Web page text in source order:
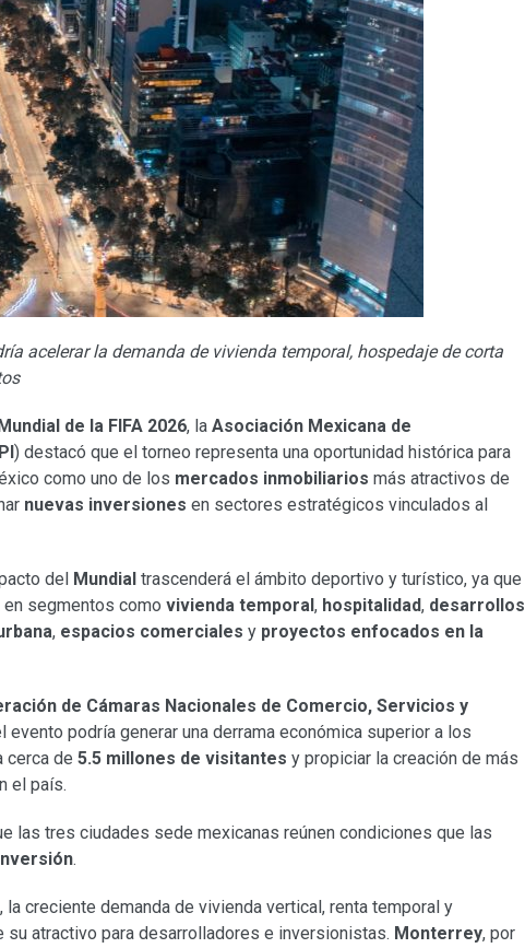
acelerar la demanda de vivienda temporal, hospedaje de corta
de la FIFA 2026, la Asociación Mexicana de
) destacó que el torneo representa una oportunidad histórica para
como uno de los mercados inmobiliarios más atractivos de
nuevas inversiones en sectores estratégicos vinculados al
del Mundial trascenderá el ámbito deportivo y turístico, ya que
en segmentos como vivienda temporal , hospitalidad, desarrollos
, espacios comerciales y proyectos enfocados en la
de Cámaras Nacionales de Comercio, Servicios y
evento podría generar una derrama económica superior a los
cerca de 5.5 millones de visitantes y propiciar la creación de más
el país.
las tres ciudades sede mexicanas reúnen condiciones que las
.
, la creciente demanda de vivienda vertical, renta temporal y
atractivo para desarrolladores e inversionistas. Monterrey, por